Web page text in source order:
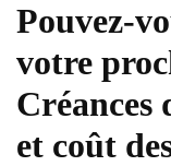
Pouvez-
votre
Créances
et coût